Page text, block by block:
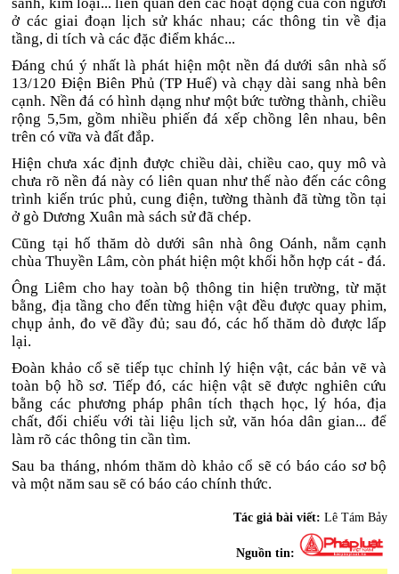
ở các giai đoạn lịch sử khác nhau; các thông tin về địa
tầng, di tích và các đặc điểm khác...
Đáng chú ý nhất là phát hiện một nền đá dưới sân nhà số
13/120 Điện Biên Phủ (TP Huế) và chạy dài sang nhà bên
cạnh. Nền đá có hình dạng như một bức tường thành, chiều
rộng 5,5m, gồm nhiều phiến đá xếp chồng lên nhau, bên
trên có vữa và đất đắp.
Hiện chưa xác định được chiều dài, chiều cao, quy mô và
chưa rõ nền đá này có liên quan như thế nào đến các công
trình kiến trúc phủ, cung điện, tường thành đã từng tồn tại
ở gò Dương Xuân mà sách sử đã chép.
Cũng tại hố thăm dò dưới sân nhà ông Oánh, nằm cạnh
chùa Thuyền Lâm, còn phát hiện một khối hỗn hợp cát - đá.
Ông Liêm cho hay toàn bộ thông tin hiện trường, từ mặt
bằng, địa tầng cho đến từng hiện vật đều được quay phim,
chụp ảnh, đo vẽ đầy đủ; sau đó, các hố thăm dò được lấp
lại.
Đoàn khảo cổ sẽ tiếp tục chỉnh lý hiện vật, các bản vẽ và
toàn bộ hồ sơ. Tiếp đó, các hiện vật sẽ được nghiên cứu
bằng các phương pháp phân tích thạch học, lý hóa, địa
chất, đối chiếu với tài liệu lịch sử, văn hóa dân gian... để
làm rõ các thông tin cần tìm.
Sau ba tháng, nhóm thăm dò khảo cổ sẽ có báo cáo sơ bộ
và một năm sau sẽ có báo cáo chính thức.
Tác giả bài viết: Lê Tám Bảy
Nguồn tin: